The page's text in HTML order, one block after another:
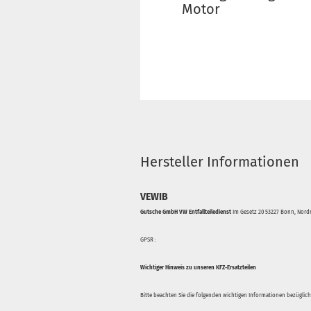
Motor
Hersteller Informationen
VEWIB
Gutsche GmbH VW Entfallteiledienst Im Gesetz 20 53227 Bonn,
GPSR :
Wichtiger Hinweis zu unseren KFZ-Ersatzteilen
Bitte beachten Sie die folgenden wichtigen Informationen bezüglich